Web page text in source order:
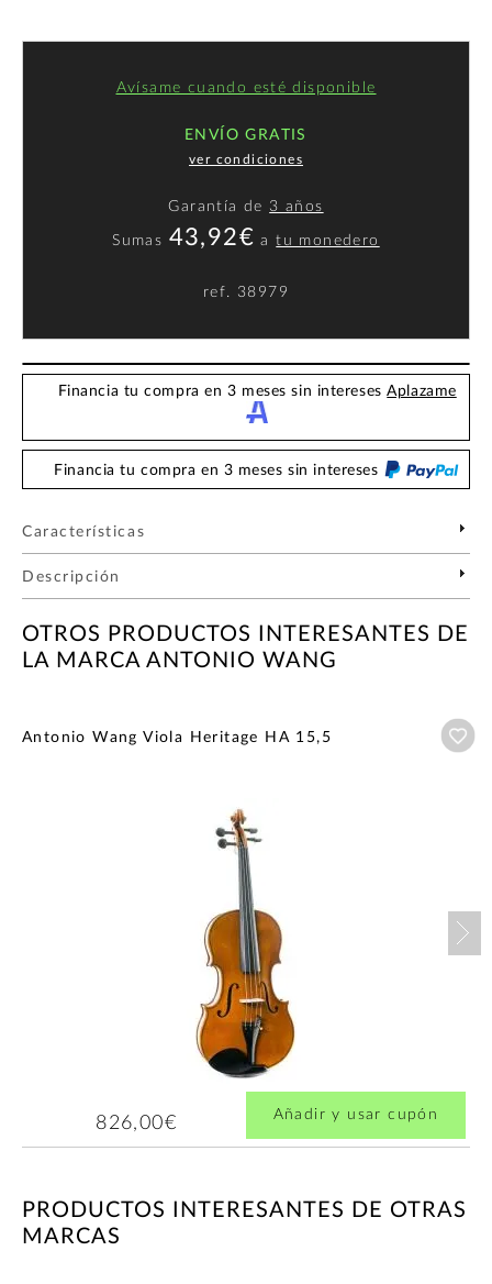
Avísame cuando esté disponible
ENVÍO GRATIS
ver condiciones
Garantía de 3 años
Sumas 43,92€ atu monedero
ref. 38979
Financia tu compra en 3 meses sin interesesAplazame
Financia tu compra en 3 meses sin intereses
Características
Descripción
OTROS PRODUCTOS INTERESANTES DE
LA MARCA ANTONIO WANG
Antonio Wang Viola Heritage HA 15,5
826,00€ Añadir y usar cupón
PRODUCTOS INTERESANTES DE OTRAS
MARCAS